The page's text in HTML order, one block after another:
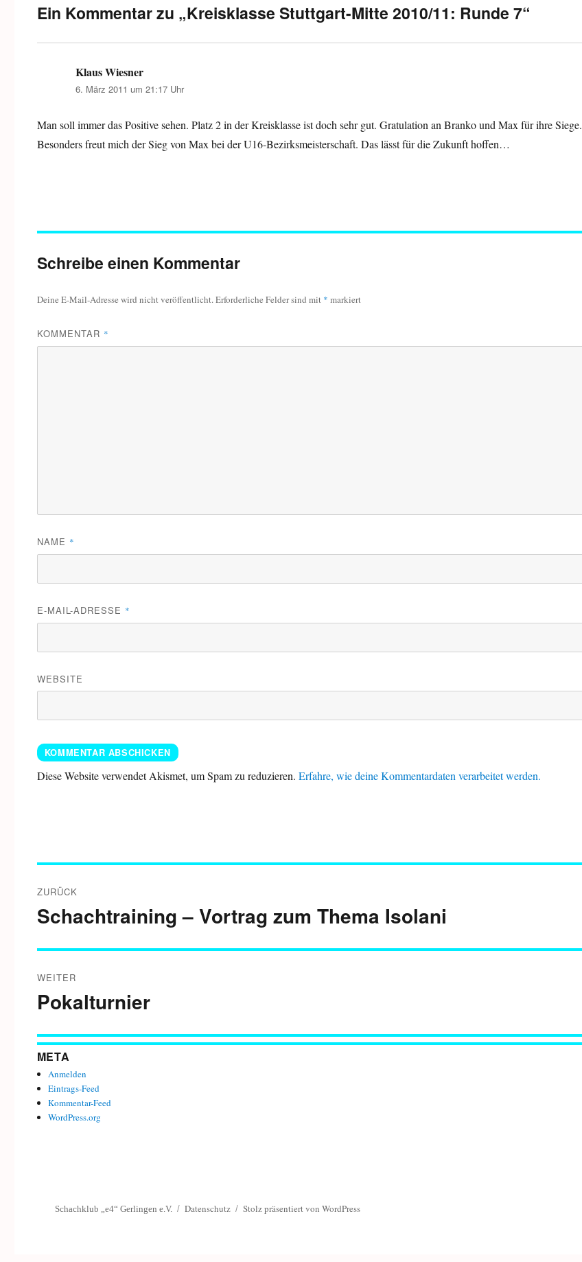
Ein Kommentar zu „Kreisklasse Stuttgart-Mitte 2010/11: Runde 7“
Klaus Wiesnersagt:
6. März 2011 um 21:17 Uhr
Man soll immer das Positive sehen. Platz 2 in der Kreisklasse ist doch sehr gut. Gratulation an Branko und Max für ihre Siege.
Besonders freut mich der Sieg von Max bei der U16-Bezirksmeisterschaft. Das lässt für die Zukunft hoffen…
Schreibe einen Kommentar
Deine E-Mail-Adresse wird nicht veröffentlicht.Erforderliche Felder sind mit * markiert
KOMMENTAR *
NAME *
E-MAIL-ADRESSE *
WEBSITE
Diese Website verwendet Akismet, um Spam zu reduzieren. Erfahre, wie deine Kommentardaten verarbeitet werden.
ZURÜCK
Vorheriger
Schachtraining – Vortrag zum Thema Isolani
WEITER
Nächster
Pokalturnier
META
Anmelden
Eintrags-Feed
Kommentar-Feed
WordPress.org
Schachklub „e4“ Gerlingen e.V. Datenschutz Stolz präsentiert von WordPress